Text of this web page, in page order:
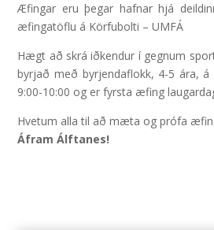
Æfingar eru þegar hafnar hjá
æfingatöflu á Körfubolti – UMFÁ
Hægt að skrá iðkendur í gegnum
byrjað með byrjendaflokk, 4-5 ára, á
9:00-10:00 og er fyrsta æfing
Hvetum alla til að mæta og prófa
Áfram Álftanes!